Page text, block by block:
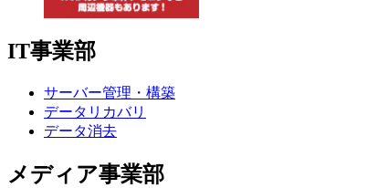
IT事業部
サーバー管理・構築
データリカバリ
データ消去
メディア事業部